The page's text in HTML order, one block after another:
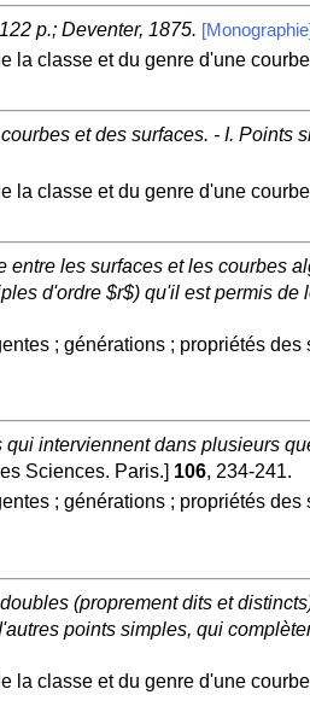
p.; Deventer, 1875. [Monographie]
la classe et du genre d'une
et des surfaces. - I. Points
la classe et du genre d'une
les surfaces et les courbes
d'ordre $r$) qu'il est permis de
; générations ; propriétés
interviennent dans plusieurs
Sciences. Paris.] 106, 234-241.
; générations ; propriétés
(proprement dits et
points simples, qui
la classe et du genre d'une